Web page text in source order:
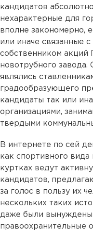
кандидатов
нехарактерные для
вполне закономерно,
или иначе связанные
собственником акций
новотрубного завода.
являлись
градообразующего
кандидаты так или
организациями,
твердыми
В интернете по сей
как спортивного
куртках ведут
кандидатов,
за голос в пользу их
нескольких таких
даже были вынуждены
правоохранительные